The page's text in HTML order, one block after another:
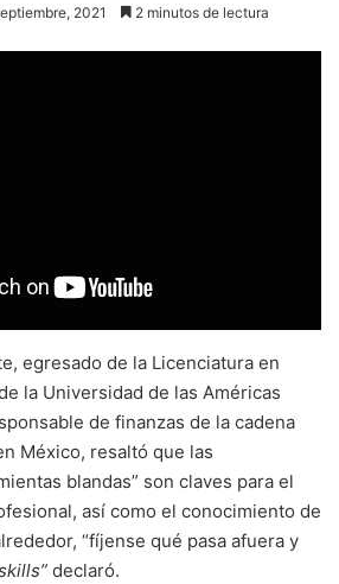
2021 2 minutos de lectura
egresado de la Licenciatura en
la Universidad de las Américas
de finanzas de la cadena
México, resaltó que las
blandas” son claves para el
así como el conocimiento de
“fíjense qué pasa afuera y
declaró.